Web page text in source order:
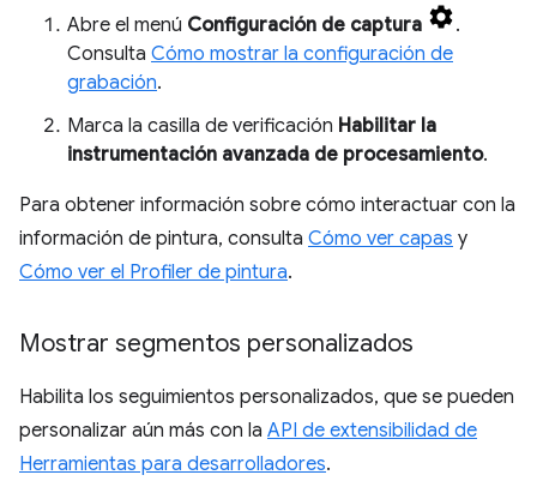
Abre el menú Configuración de captura
.
Consulta Cómo mostrar la configuración de
grabación.
Marca la casilla de verificación Habilitar la
instrumentación avanzada de procesamiento.
Para obtener información sobre cómo interactuar con la
información de pintura, consulta Cómo ver capas y
Cómo ver el Profiler de pintura.
Mostrar segmentos personalizados
Habilita los seguimientos personalizados, que se pueden
personalizar aún más con la API de extensibilidad de
Herramientas para desarrolladores.